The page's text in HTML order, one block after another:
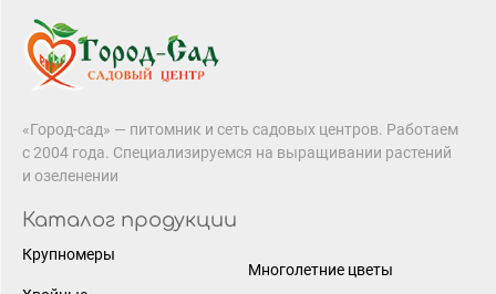
«Город-сад» — питомник и сеть садовых центров. Работаем
с 2004 года. Специализируемся на выращивании растений
и озеленении
Каталог продукции
Крупномеры
Многолетние цветы